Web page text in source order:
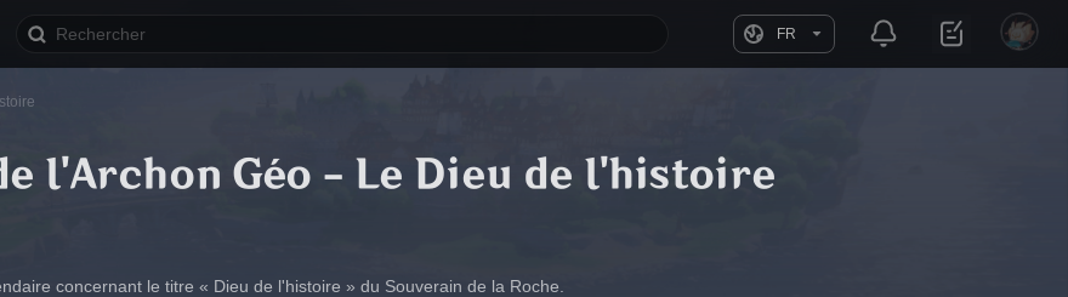
FR
l'Archon Géo - Le Dieu de l'histoire
concernant le titre « Dieu de l'histoire » du Souverain de la Roche.